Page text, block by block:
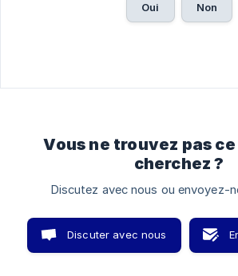
Oui Non
Vous ne trouvez pas
cherchez ?
Discutez avec nous ou envoyez-
Discuter avec nous